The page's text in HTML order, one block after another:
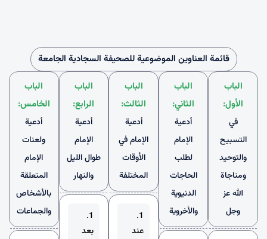
قائمة العناوين الموضوعية للصحيفة السجادية الجامعة
الباب
الأول:
في
التسبيح
والتوحيد
ومناجاة
الله عز
وجل
الباب
الثاني:
أدعية
الإمام
لطلب
الحاجات
الدنيوية
والأخروية
الباب
الثالث:
أدعية
الإمام في
الأوقات
المختلفة
1.
عند
الباب
الرابع:
أدعية
الإمام
طوال الليل
والنهار
1.
بعد
الباب
الخامس:
أدعية
ولعنات
الإمام
المتعلقة
بالأشخاص
والجماعات